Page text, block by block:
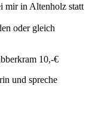
mir in Altenholz statt
oder gleich
10,-€
und spreche